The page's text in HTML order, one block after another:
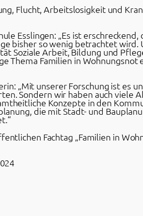
Flucht, Arbeitslosigkeit und
Esslingen: „Es ist
bisher so wenig betrachtet wird.
Soziale Arbeit, Bildung und
Thema Familien in Wohnungsnot
„Mit unserer Forschung ist es
Sondern wir haben auch viele
Konzepte in den
die mit Stadt- und
Fachtag „Familien in